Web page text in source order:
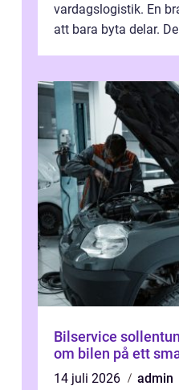
vardagslogistik. En
att bara byta delar.
Bilservice sollentuna så tar du
om bilen på ett
14 juli 2026
admin